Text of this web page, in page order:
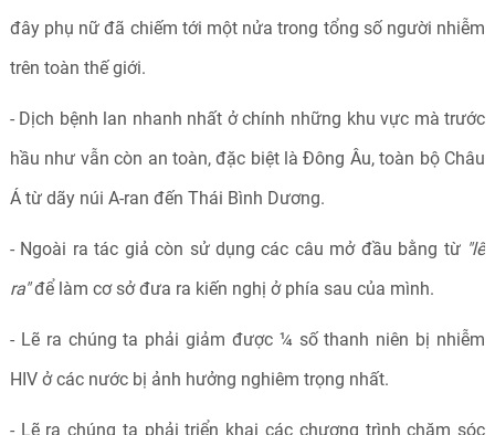
đây phụ nữ đã chiếm tới một nửa trong tổng số người nhiễm
trên toàn thế giới.
- Dịch bệnh lan nhanh nhất ở chính những khu vực mà trước
hầu như vẫn còn an toàn, đặc biệt là Đông Âu, toàn bộ Châu
Á từ dãy núi A-ran đến Thái Bình Dương.
- Ngoài ra tác giả còn sử dụng các câu mở đầu bằng từ "lẽ
ra"để làm cơ sở đưa ra kiến nghị ở phía sau của mình.
- Lẽ ra chúng ta phải giảm được ¼ số thanh niên bị nhiễm
HIV ở các nước bị ảnh hưởng nghiêm trọng nhất.
- Lẽ ra chúng ta phải triển khai các chương trình chăm sóc